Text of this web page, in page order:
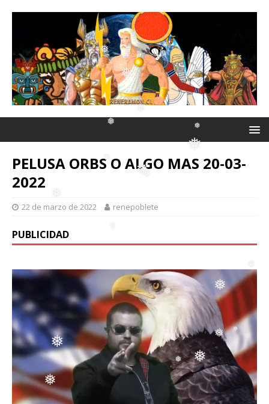
❅
❅
❅ ❅
❅
❅
❅
❅
❅
❅
❅
❅
❅
❅
PELUSA ORBS O ALGO MAS 20-03-
2022
22 de marzo de 2022 renepoblete
PUBLICIDAD